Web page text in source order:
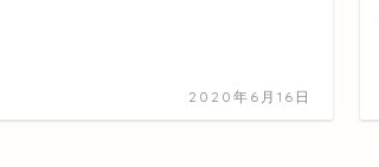
2020年6月16日